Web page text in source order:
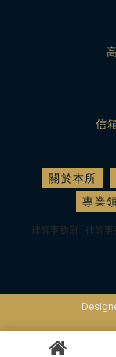
關於本所
專業
律師事務所 律師事